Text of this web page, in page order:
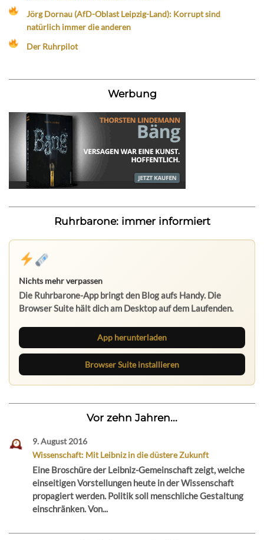
Jörg Dornau (AfD-Oblast Leipzig-Land): Korrupt sind
natürlich immer die anderen
Der Ruhrpilot
Werbung
Ruhrbarone: immer informiert
Nichts mehr verpassen
Die Ruhrbarone-App bringt den Blog aufs Handy. Die
Browser Suite hält dich am Desktop auf dem Laufenden.
App herunterladen
Browser Suite installieren
Vor zehn Jahren...
9. August 2016
Wissenschaft: Mit Leibniz in die düstere Zukunft
Eine Broschüre der Leibniz-Gemeinschaft zeigt, welche
einseitigen Vorstellungen heute in der Wissenschaft
propagiert werden. Politik soll menschliche Gestaltung
einschränken. Von...